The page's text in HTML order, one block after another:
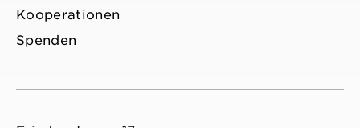
Kooperationen
Spenden